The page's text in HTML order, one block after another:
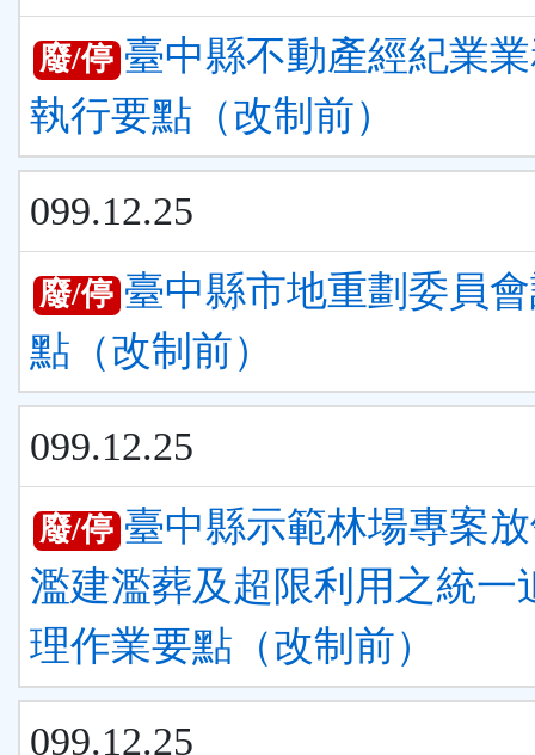
廢/停 臺中縣不動產經紀業
執行要點（改制前）
099.12.25
廢/停 臺中縣市地重劃委員
點（改制前）
099.12.25
廢/停 臺中縣示範林場專案
濫建濫葬及超限利用之統一
理作業要點（改制前）
099.12.25